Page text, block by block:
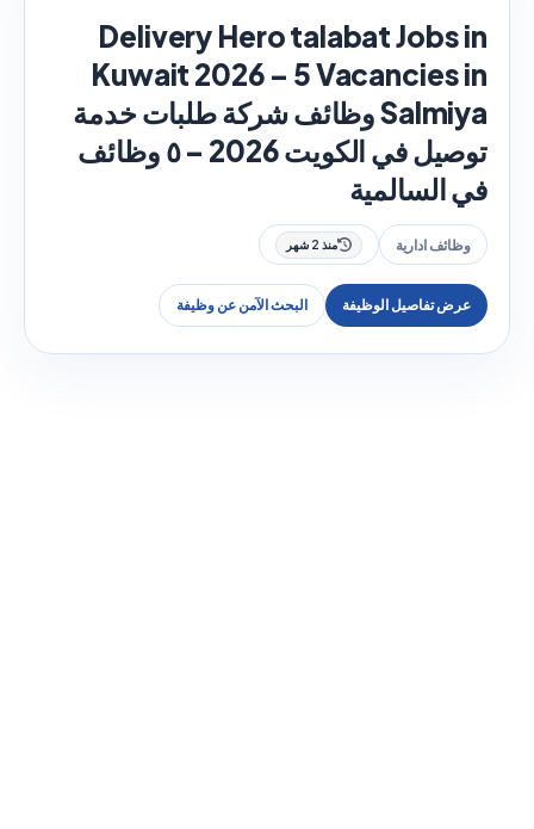
Delivery Hero talabat Jobs in
Kuwait 2026 – 5 Vacancies in
Salmiya وظائف شركة طلبات خدمة
توصيل في الكويت 2026 – ٥ وظائف
في السالمية
وظائف ادارية منذ 2 شهر
عرض تفاصيل الوظيفة البحث الآمن عن وظيفة